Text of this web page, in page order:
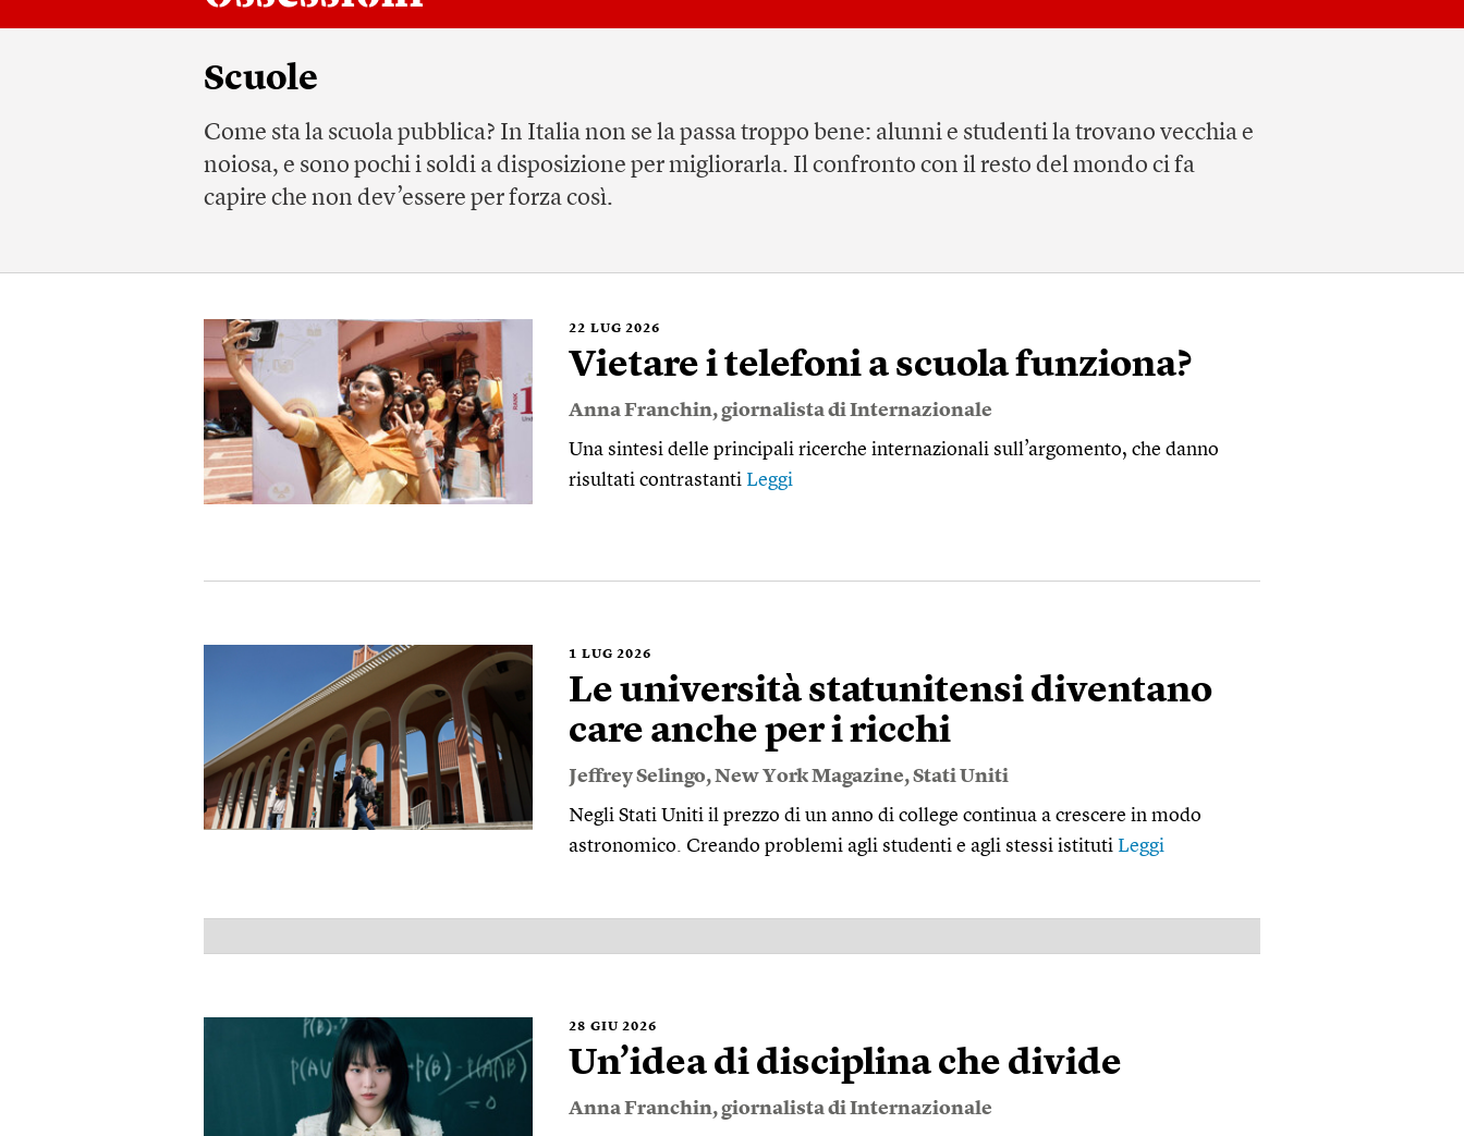
Scuole
Come sta la scuola pubblica? In Italia non se la passa troppo bene: alunni e studenti la trovano vecchia e
noiosa, e sono pochi i soldi a disposizione per migliorarla. Il confronto con il resto del mondo ci fa
capire che non dev’essere per forza così.
22 LUG 2026
Vietare i telefoni a scuola funziona?
Anna Franchin, giornalista di Internazionale
Una sintesi delle principali ricerche internazionali sull’argomento, che danno
risultati contrastanti Leggi
1 LUG 2026
Le università statunitensi diventano
care anche per i ricchi
Jeffrey Selingo,New York Magazine,Stati Uniti
Negli Stati Uniti il prezzo di un anno di college continua a crescere in modo
astronomico. Creando problemi agli studenti e agli stessi istituti Leggi
28 GIU 2026
Un’idea di disciplina che divide
Anna Franchin, giornalista di Internazionale